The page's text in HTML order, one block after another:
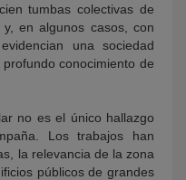
tumbas colectivas de
en algunos casos, con
una sociedad
conocimiento de
no es el único hallazgo
Los trabajos han
la relevancia de la zona
públicos de grandes